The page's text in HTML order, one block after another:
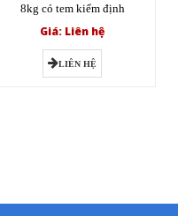
8kg có tem kiểm định
Giá: Liên hệ
LIÊN HỆ